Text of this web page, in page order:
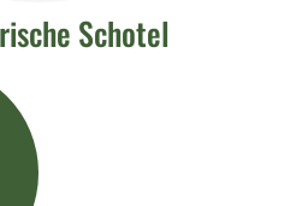
Schotel